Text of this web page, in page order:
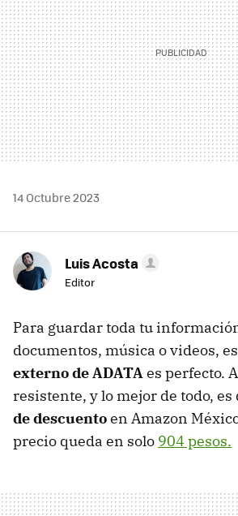
14 Octubre 2023
Luis Acosta
Editor
Para guardar toda tu
documentos, música o videos,
externo de ADATAes perfecto.
resistente, y lo mejor de todo, es
de descuentoen Amazon
precio queda en solo 904 pesos.